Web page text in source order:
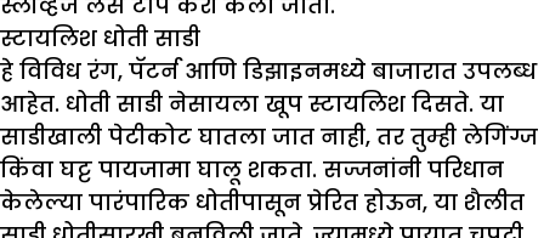
स्टायलिश धोती साडी
हे विविध रंग, पॅटर्न आणि डिझाइनमध्ये बाजारात उपलब्ध
आहेत. धोती साडी नेसायला खूप स्टायलिश दिसते. या
साडीखाली पेटीकोट घातला जात नाही, तर तुम्ही लेगिंग्ज
किंवा घट्ट पायजामा घालू शकता. सज्जनांनी परिधान
केलेल्या पारंपारिक धोतीपासून प्रेरित होऊन, या शैलीत